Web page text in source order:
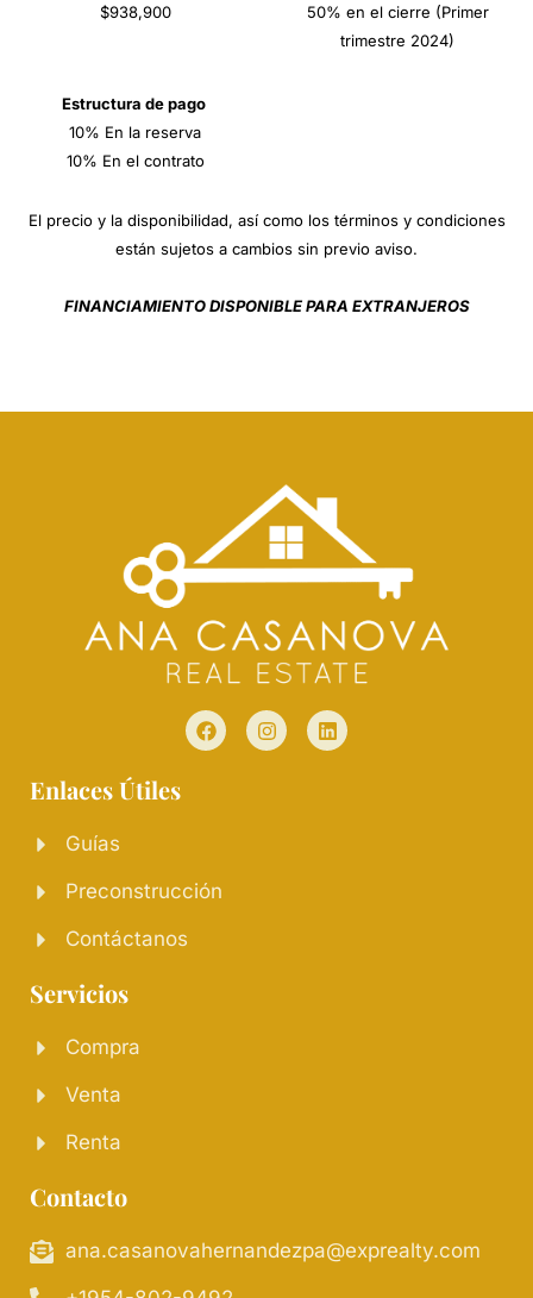
$938,900
Estructura de pago
10% En la reserva
10% En el contrato
50% en el cierre (Primer
trimestre 2024)
El precio y la disponibilidad, así como los términos y condiciones
están sujetos a cambios sin previo aviso.
FINANCIAMIENTO DISPONIBLE PARA EXTRANJEROS
Enlaces Útiles
Guías
Preconstrucción
Contáctanos
Servicios
Compra
Venta
Renta
Contacto
ana.casanovahernandezpa@exprealty.com